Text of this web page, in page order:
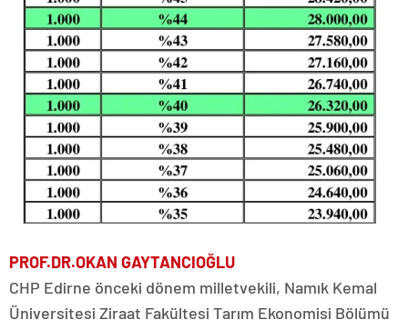
PROF.DR.OKAN GAYTANCIOĞLU
CHP Edirne önceki dönem milletvekili, Namık Kemal
Üniversitesi Ziraat Fakültesi Tarım Ekonomisi Bölümü